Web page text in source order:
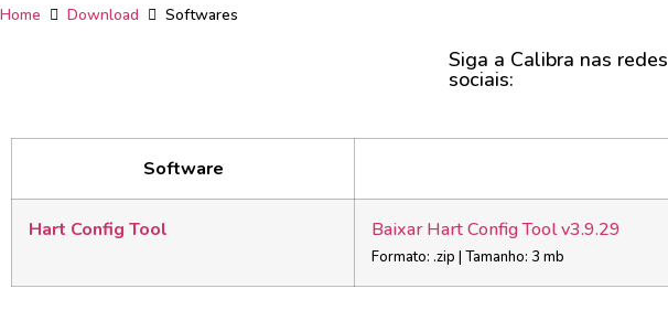
Home Download Softwares
Siga a Calibra nas redes
sociais:
Software
Hart Config Tool Baixar Hart Config Tool v3.9.29
Formato: .zip | Tamanho: 3 mb